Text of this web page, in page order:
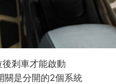
剎車才能啟動
關是分開的2個系統